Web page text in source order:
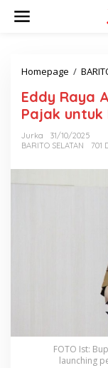
Homepage /
Eddy Raya
Pajak untuk
Jurka
31/10/2025
BARITO SELATAN
701
FOTO Ist:
launching